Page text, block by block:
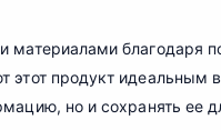
материалами
этот продукт
но и сохранять ее